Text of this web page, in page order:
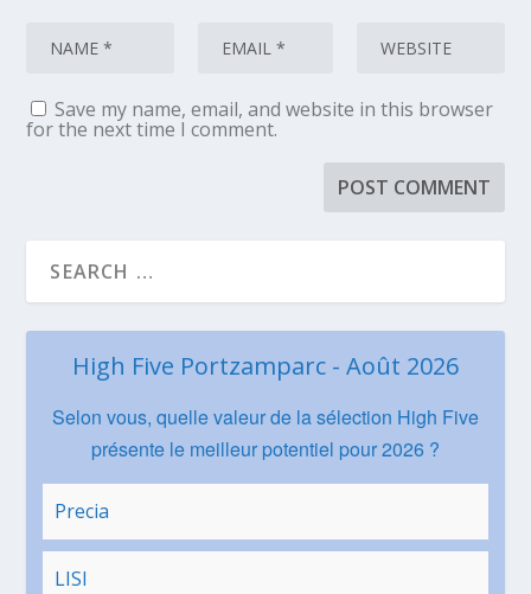
Save my name, email, and website in this browser
for the next time I comment.
High Five Portzamparc - Août 2026
Selon vous, quelle valeur de la sélection High Five
présente le meilleur potentiel pour 2026 ?
Precia
LISI